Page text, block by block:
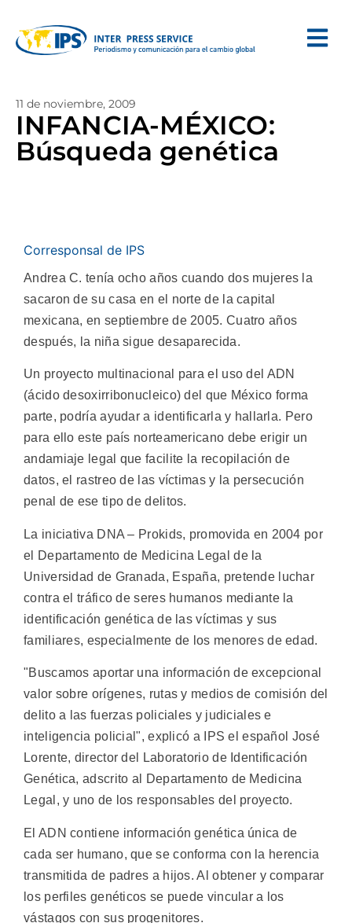
11 de noviembre, 2009
INFANCIA-MÉXICO:
Búsqueda genética
Corresponsal de IPS
Andrea C. tenía ocho años cuando dos mujeres la
sacaron de su casa en el norte de la capital
mexicana, en septiembre de 2005. Cuatro años
después, la niña sigue desaparecida.
Un proyecto multinacional para el uso del ADN
(ácido desoxirribonucleico) del que México forma
parte, podría ayudar a identificarla y hallarla. Pero
para ello este país norteamericano debe erigir un
andamiaje legal que facilite la recopilación de
datos, el rastreo de las víctimas y la persecución
penal de ese tipo de delitos.
La iniciativa DNA – Prokids, promovida en 2004 por
el Departamento de Medicina Legal de la
Universidad de Granada, España, pretende luchar
contra el tráfico de seres humanos mediante la
identificación genética de las víctimas y sus
familiares, especialmente de los menores de edad.
"Buscamos aportar una información de excepcional
valor sobre orígenes, rutas y medios de comisión del
delito a las fuerzas policiales y judiciales e
inteligencia policial", explicó a IPS el español José
Lorente, director del Laboratorio de Identificación
Genética, adscrito al Departamento de Medicina
Legal, y uno de los responsables del proyecto.
El ADN contiene información genética única de
cada ser humano, que se conforma con la herencia
transmitida de padres a hijos. Al obtener y comparar
los perfiles genéticos se puede vincular a los
vástagos con sus progenitores.